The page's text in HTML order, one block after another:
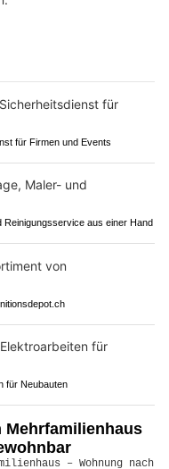
für Firmen und Events
Reinigungsservice aus einer Hand
für Neubauten
Mehrfamilienhaus